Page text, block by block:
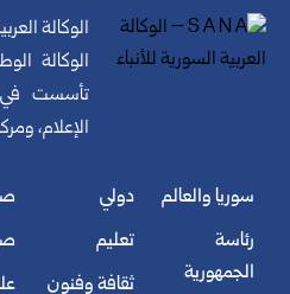
الوكالة
الوكالة
الإعلام،
سوريا والعالم
رئاسة
الجمهورية
دولي
تعليم
ثقافة وفنون